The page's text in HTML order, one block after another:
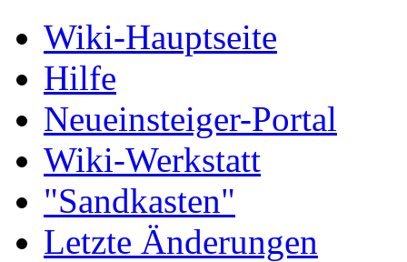
Wiki-Hauptseite
Hilfe
Neueinsteiger-Portal
Wiki-Werkstatt
"Sandkasten"
Letzte Änderungen